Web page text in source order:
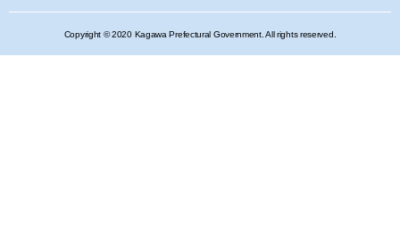
Copyright © 2020 Kagawa Prefectural Government. All rights reserved.